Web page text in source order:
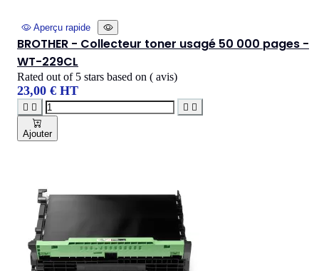
Aperçu rapide
BROTHER - Collecteur toner usagé 50 000 pages -
WT-229CL
Rated out of 5 stars based on ( avis)
23,00 € HT
   
Ajouter